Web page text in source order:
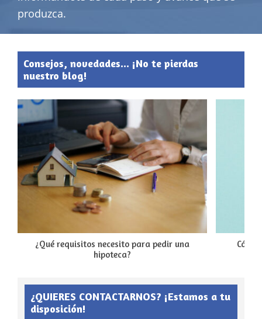
produzca.
Consejos, novedades... ¡No te pierdas
nuestro blog!
¿Qué requisitos necesito para pedir una
hipoteca?
¿QUIERES CONTACTARNOS? ¡Estamos a tu
disposición!